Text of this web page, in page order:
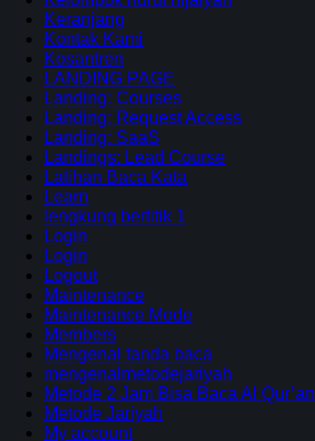
Keranjang
Kontak Kami
Kosantren
LANDING PAGE
Landing: Courses
Landing: Request Access
Landing: SaaS
Landings: Lead Course
Latihan Baca Kata
Learn
lengkung bertitik 1
Login
Login
Logout
Maintenance
Maintenance Mode
Members
Mengenal tanda baca
mengenalmetodejariyah
Metode 2 Jam Bisa Baca Al Qur’an
Metode Jariyah
My account